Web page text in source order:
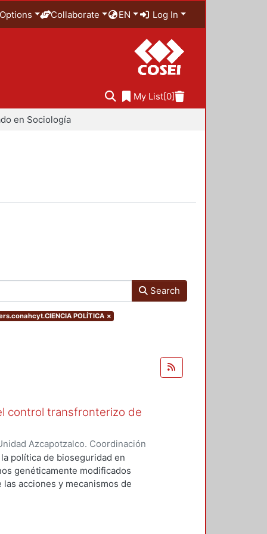
Options Collaborate EN Log In
My List[0]
en Sociología
Search
POLÍTICA ×
control transfronterizo de
Azcapotzalco. Coordinación
JORGE
política de bioseguridad en
genéticamente modificados
acciones y mecanismos de